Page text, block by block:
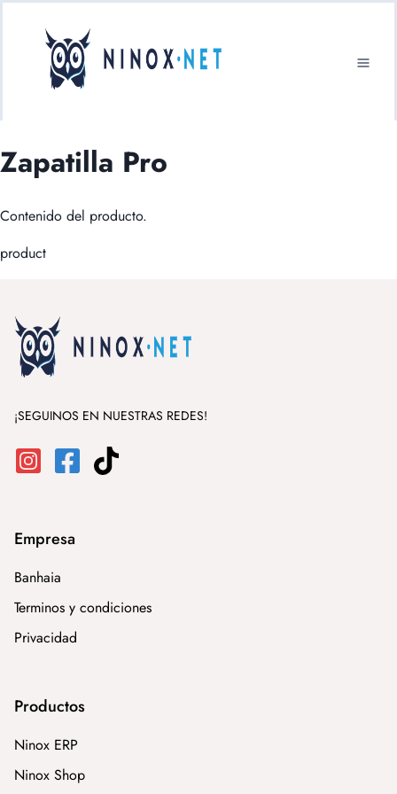
Zapatilla Pro
Contenido del producto.
product
¡SEGUINOS EN NUESTRAS REDES!
Empresa
Banhaia
Terminos y condiciones
Privacidad
Productos
Ninox ERP
Ninox Shop